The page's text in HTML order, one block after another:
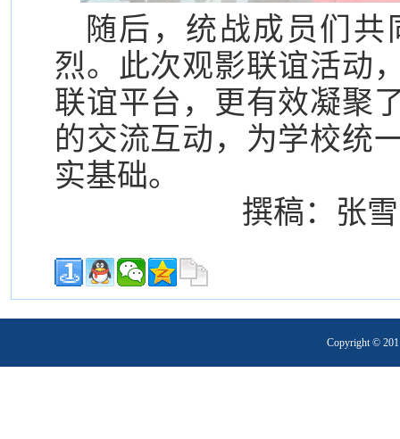
随后，统战成员们
烈。此次观影联谊活动
联谊平台，更有效凝聚
的交流互动，为学校统
实基础。
撰稿：张
Copyright ©